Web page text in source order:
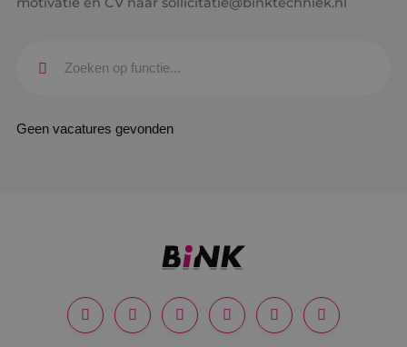
Geen vacatures gevonden